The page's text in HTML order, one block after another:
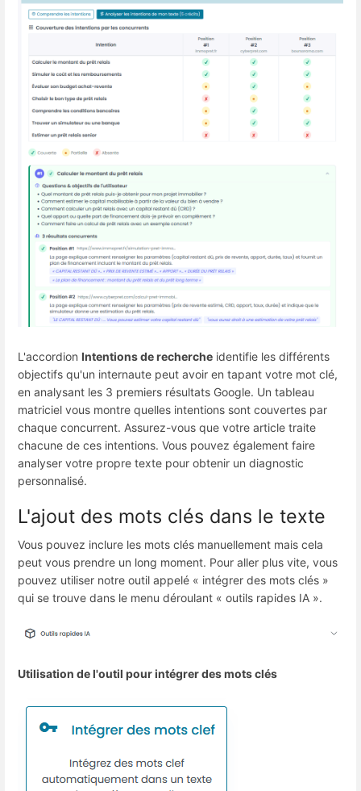
L'accordion Intentions de recherche identifie les différents
objectifs qu'un internaute peut avoir en tapant votre mot clé,
en analysant les 3 premiers résultats Google. Un tableau
matriciel vous montre quelles intentions sont couvertes par
chaque concurrent. Assurez-vous que votre article traite
chacune de ces intentions. Vous pouvez également faire
analyser votre propre texte pour obtenir un diagnostic
personnalisé.
L'ajout des mots clés dans le texte
Vous pouvez inclure les mots clés manuellement mais cela
peut vous prendre un long moment. Pour aller plus vite, vous
pouvez utiliser notre outil appelé « intégrer des mots clés »
qui se trouve dans le menu déroulant « outils rapides IA ».
Utilisation de l'outil pour intégrer des mots clés